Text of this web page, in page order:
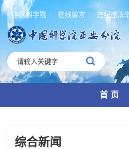
中国科学院 在线留言 违纪违法
首 页
综合新闻